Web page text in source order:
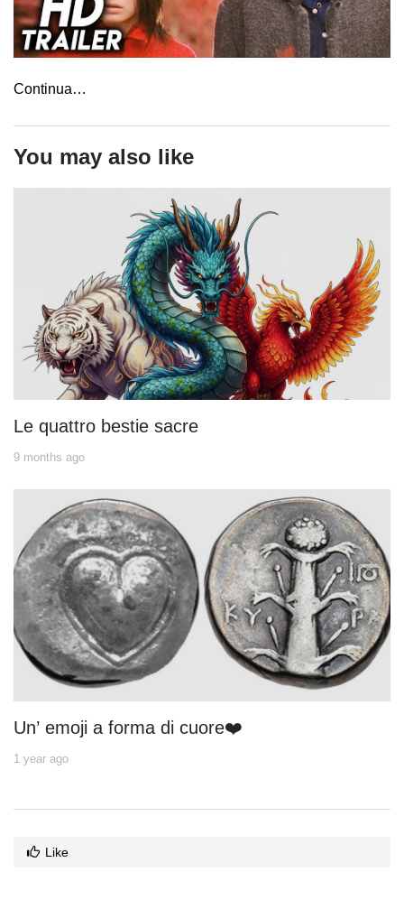
Continua…
You may also like
Le quattro bestie sacre
9 months ago
Un’ emoji a forma di cuore❤️
1 year ago
Like